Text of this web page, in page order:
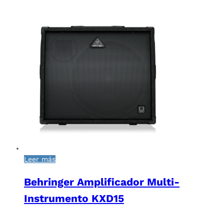
Leer más
Behringer Amplificador Multi-
Instrumento KXD15